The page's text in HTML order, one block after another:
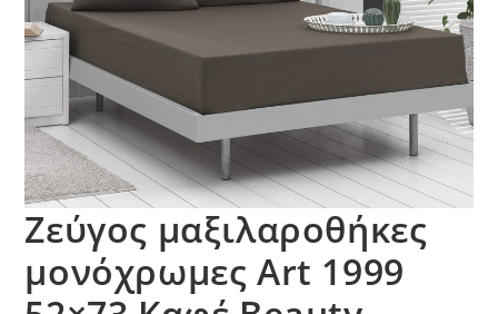
Ζεύγος μαξιλαροθήκες
μονόχρωμες Art 1999